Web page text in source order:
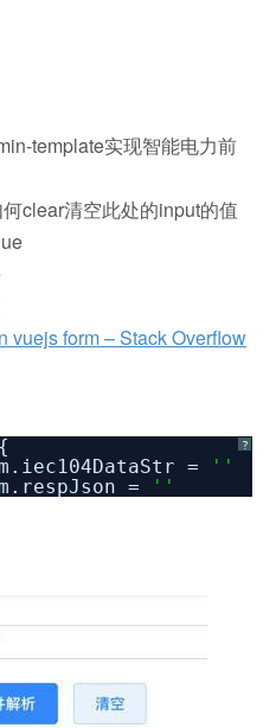
template实现智能电力前
clear清空此处的input的值
vuejs form – Stack Overflow
?
=
''
=
''